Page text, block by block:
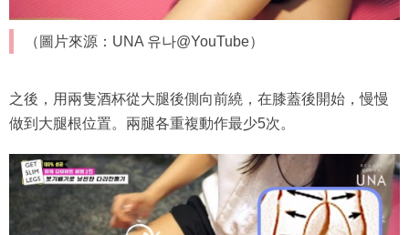
（圖片來源：UNA 유나@YouTube）
之後，用兩隻酒杯從大腿後側向前繞，在膝蓋後開始，慢慢
做到大腿根位置。兩腿各重複動作最少5次。